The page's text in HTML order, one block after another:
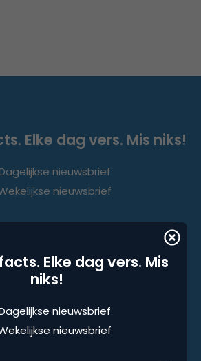
Elke dag vers. Mis
niks!
nieuwsbrief
nieuwsbrief
Elke dag vers. Mis niks!
Dagelijkse nieuwsbrief
nieuwsbrief